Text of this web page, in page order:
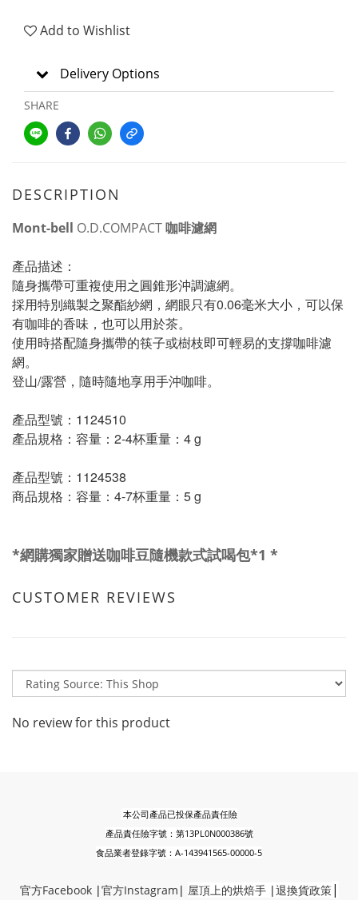
Add to Wishlist
Delivery Options
SHARE
DESCRIPTION
Mont-bell O.D.COMPACT咖啡濾網
產品描述：
隨身攜帶可重複使用之圓錐形沖調濾網。
採用特別織製之聚酯紗網，網眼只有0.06毫米大小，可以保
有咖啡的香味，也可以用於茶。
使用時搭配隨身攜帶的筷子或樹枝即可輕易的支撐咖啡濾
網。
登山/露營，隨時隨地享用手沖咖啡。
產品型號：1124510
產品規格：容量：2-4杯重量：4 g
產品型號：1124538
商品規格：容量：4-7杯重量：5 g
*網購獨家贈送咖啡豆隨機款式試喝包*1 *
CUSTOMER REVIEWS
No review for this product
本公司產品已投保產品責任險
產品責任險字號：第13PL0N000386號
食品業者登錄字號：A-143941565-00000-5
官方Facebook|官方Instagram | 屋頂上的烘焙手|退換貨政策|